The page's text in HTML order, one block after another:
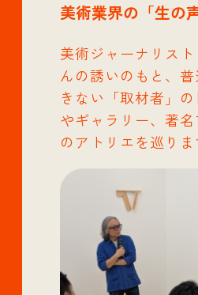
美術業界の「生の
美術ジャーナリス
んの誘いのもと、
きない「取材者」
やギャラリー、著
のアトリエを巡りま